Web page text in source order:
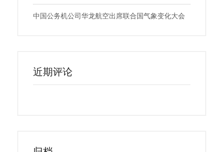
中国公务机公司华龙航空出席联合国气象变化大会
近期评论